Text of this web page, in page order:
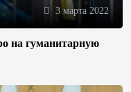
3 марта 2022
на гуманитарную